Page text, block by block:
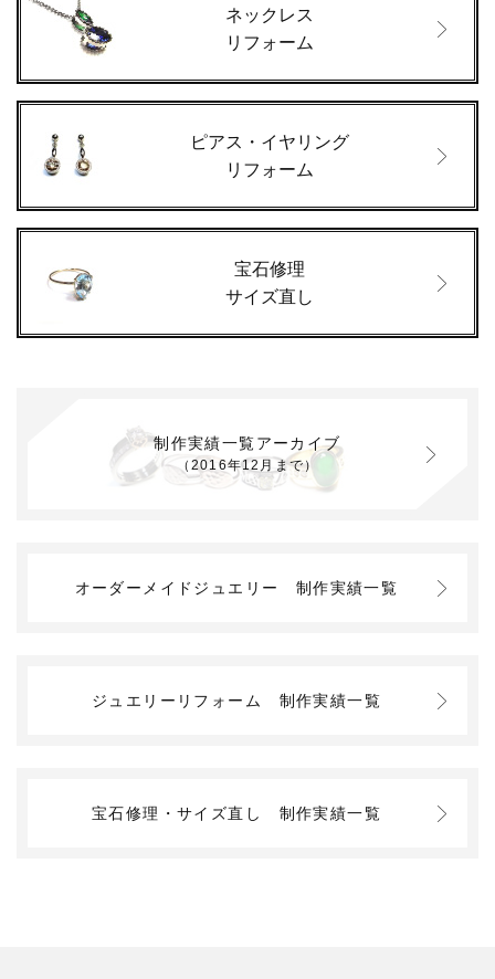
ネックレス
リフォーム
ピアス・イヤリング
リフォーム
宝石修理
サイズ直し
制作実績一覧アーカイブ
（2016年12月まで）
オーダーメイドジュエリー 制作実績一覧
ジュエリーリフォーム 制作実績一覧
宝石修理・サイズ直し 制作実績一覧